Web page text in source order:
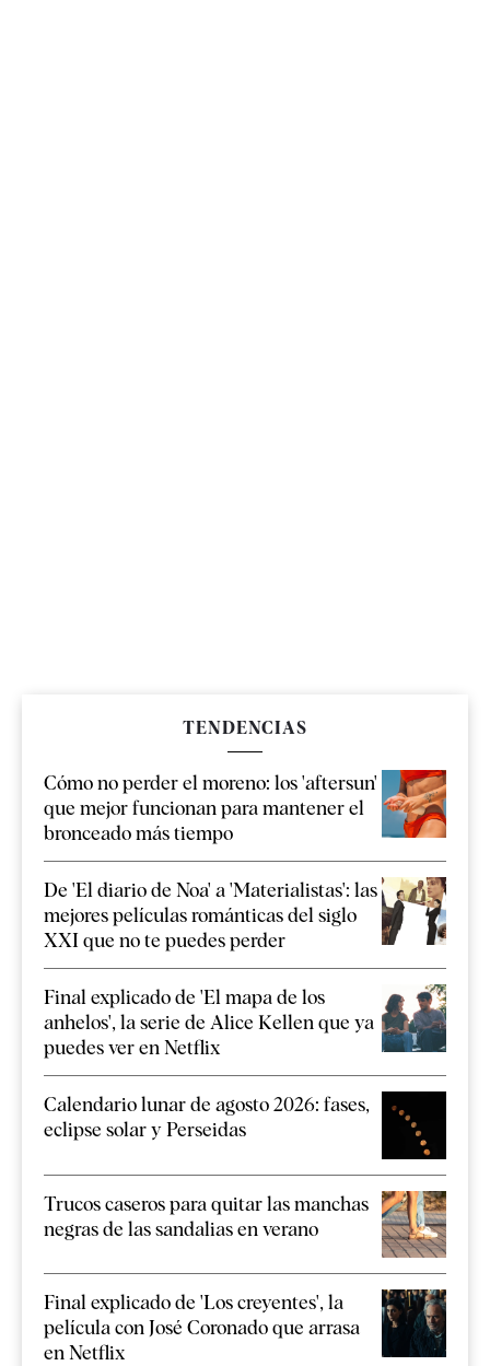
TENDENCIAS
Cómo no perder el moreno: los 'aftersun'
que mejor funcionan para mantener el
bronceado más tiempo
De 'El diario de Noa' a 'Materialistas': las
mejores películas románticas del siglo
XXI que no te puedes perder
Final explicado de 'El mapa de los
anhelos', la serie de Alice Kellen que ya
puedes ver en Netflix
Calendario lunar de agosto 2026: fases,
eclipse solar y Perseidas
Trucos caseros para quitar las manchas
negras de las sandalias en verano
Final explicado de 'Los creyentes', la
película con José Coronado que arrasa
en Netflix